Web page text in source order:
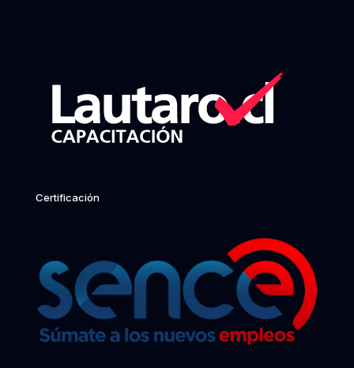
Certificación